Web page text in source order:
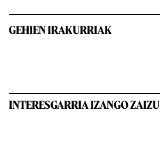
GEHIEN IRAKURRIAK
INTERESGARRIA IZANGO ZAIZU